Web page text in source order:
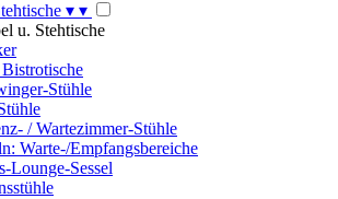
▾ ▾
u. Stehtische
Stühle
/ Wartezimmer-Stühle
Warte-/Empfangsbereiche
Lounge-Sessel